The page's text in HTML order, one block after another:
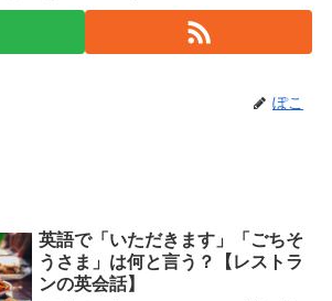
ぽこ
英語で「いただきます」「ごちそ
うさま」は何と言う？【レストラ
ンの英会話】